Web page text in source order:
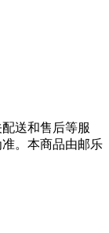
送和售后等服
。本商品由邮乐